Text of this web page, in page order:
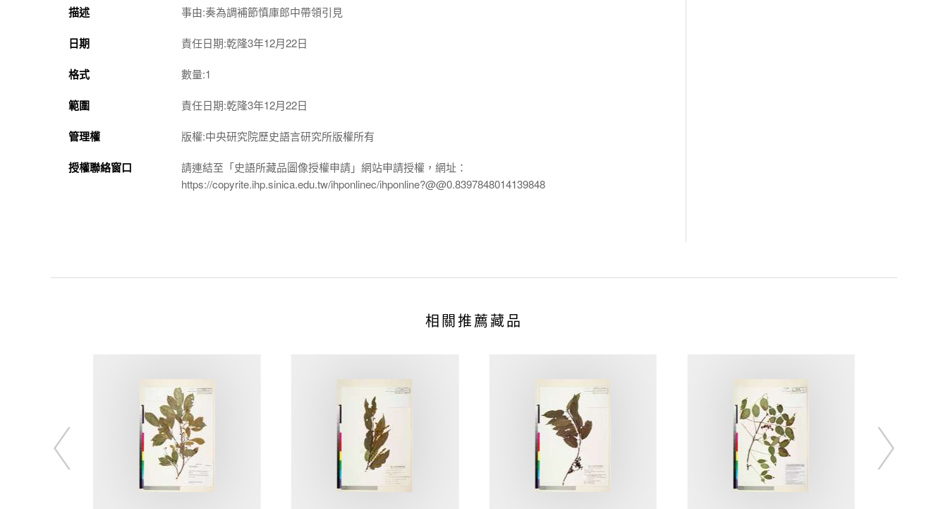
描述 事由:奏為調補節慎庫郎中帶領引見
日期 責任日期:乾隆3年12月22日
格式 數量:1
範圍 責任日期:乾隆3年12月22日
管理權 版權:中央研究院歷史語言研究所版權所有
授權聯絡窗口
請連結至「史語所藏品圖像授權申請」網站申請授權，網址：
https://copyrite.ihp.sinica.edu.tw/ihponlinec/ihponline?@@0.8397848014139848
相關推薦藏品